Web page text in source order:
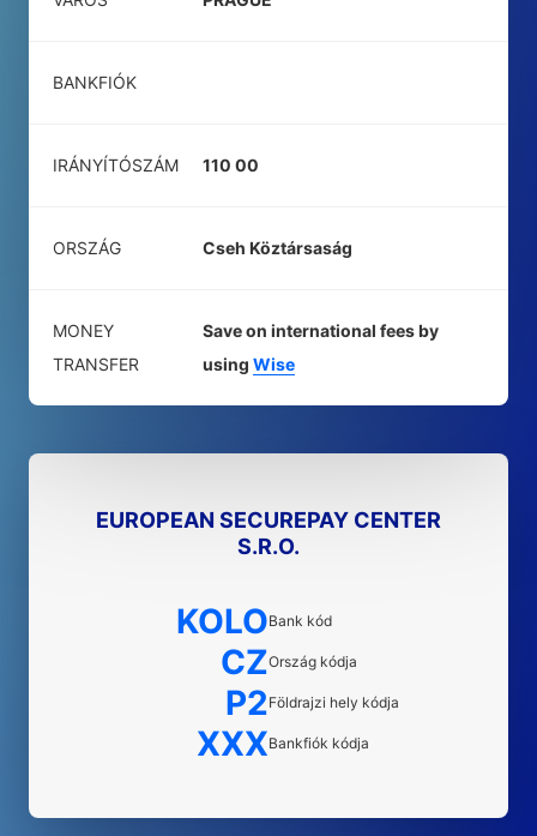
BANKFIÓK
IRÁNYÍTÓSZÁM 110 00
ORSZÁG Cseh Köztársaság
MONEY
TRANSFER
Save on international fees by
using Wise
EUROPEAN SECUREPAY CENTER
S.R.O.
KOLOBank kód
CZOrszág kódja
P2Földrajzi hely kódja
XXXBankfiók kódja